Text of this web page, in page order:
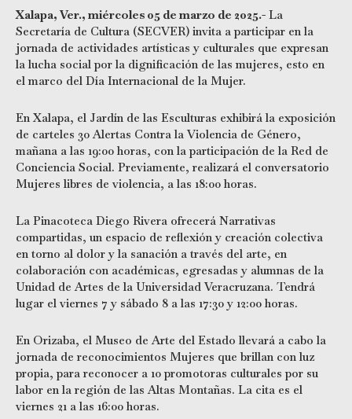
Xalapa, Ver., miércoles 05 de marzo de 2025.- La
Secretaría de Cultura (SECVER) invita a participar en la
jornada de actividades artísticas y culturales que expresan
la lucha social por la dignificación de las mujeres, esto en
el marco del Día Internacional de la Mujer.
En Xalapa, el Jardín de las Esculturas exhibirá la exposición
de carteles 30 Alertas Contra la Violencia de Género,
mañana a las 19:00 horas, con la participación de la Red de
Conciencia Social. Previamente, realizará el conversatorio
Mujeres libres de violencia, a las 18:00 horas.
La Pinacoteca Diego Rivera ofrecerá Narrativas
compartidas, un espacio de reflexión y creación colectiva
en torno al dolor y la sanación a través del arte, en
colaboración con académicas, egresadas y alumnas de la
Unidad de Artes de la Universidad Veracruzana. Tendrá
lugar el viernes 7 y sábado 8 a las 17:30 y 12:00 horas.
En Orizaba, el Museo de Arte del Estado llevará a cabo la
jornada de reconocimientos Mujeres que brillan con luz
propia, para reconocer a 10 promotoras culturales por su
labor en la región de las Altas Montañas. La cita es el
viernes 21 a las 16:00 horas.